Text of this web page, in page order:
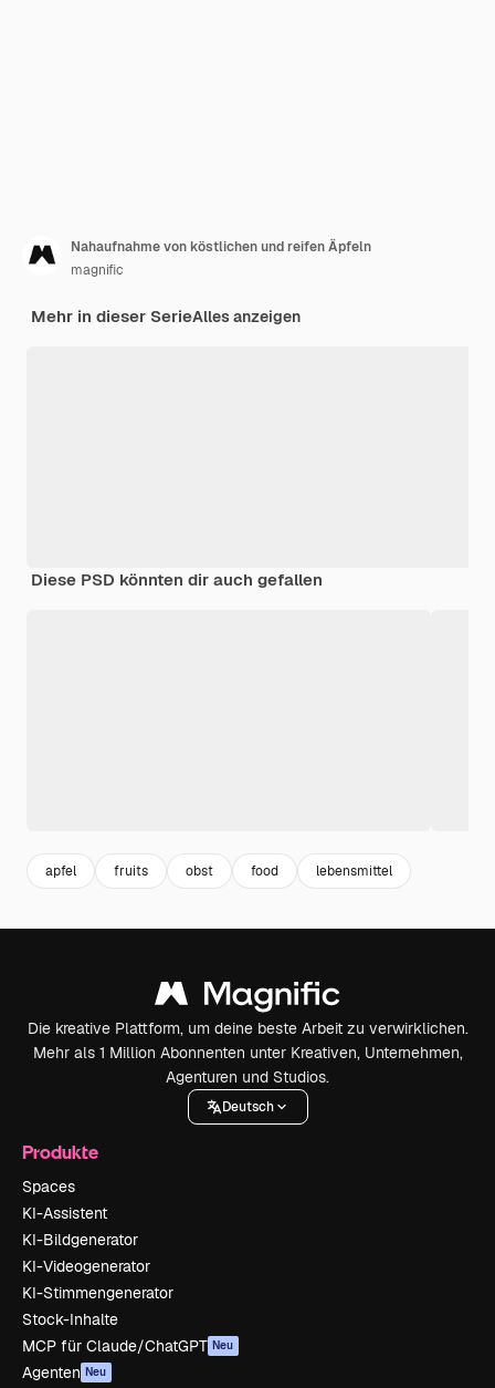
Nahaufnahme von köstlichen und reifen Äpfeln
magnific
Mehr in dieser SerieAlles anzeigen
Diese PSD könnten dir auch gefallen
apfel fruits obst food lebensmittel
Die kreative Plattform, um deine beste Arbeit zu verwirklichen.
Mehr als 1 Million Abonnenten unter Kreativen, Unternehmen,
Agenturen und Studios.
Deutsch
Produkte
Spaces
KI-Assistent
KI-Bildgenerator
KI-Videogenerator
KI-Stimmengenerator
Stock-Inhalte
MCP für Claude/ChatGPT Neu
Agenten Neu